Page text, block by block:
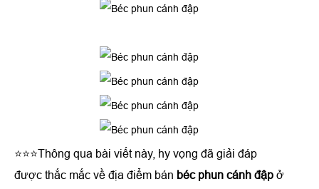
⭐⭐⭐Thông qua bài viết này, hy vọng đã giải đáp
được thắc mắc về địa điểm bán béc phun cánh đập ở